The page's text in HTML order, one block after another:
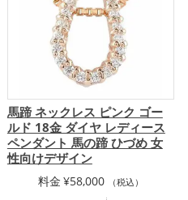
馬蹄 ネックレス ピンク ゴー
ルド 18金 ダイヤ レディース
ペンダント 馬の蹄 ひづめ 女
性向けデザイン
料金 ¥58,000 （税込）